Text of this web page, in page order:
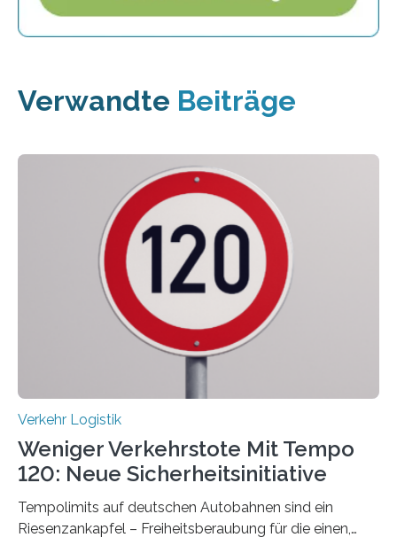
Verwandte Beiträge
Verkehr Logistik
Weniger Verkehrstote Mit Tempo
120: Neue Sicherheitsinitiative
Tempolimits auf deutschen Autobahnen sind ein
Riesenzankapfel – Freiheitsberaubung für die einen,